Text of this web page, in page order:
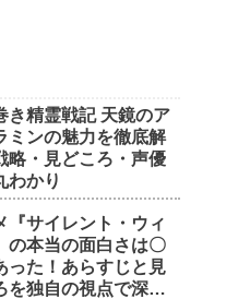
き精霊戦記 天鏡のア
ミンの魅力を徹底解
略・見どころ・声優
わかり
『サイレント・ウィ
の本当の面白さは〇
った！あらすじと見
を独自の視点で深掘